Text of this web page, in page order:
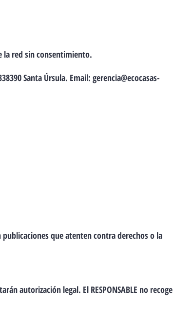
la red sin consentimiento.
Santa Úrsula. Email: gerencia@ecocasas-
que atenten contra derechos o la
autorización legal. El RESPONSABLE no recoge